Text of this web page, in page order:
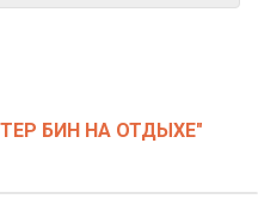
БИН НА ОТДЫХЕ"